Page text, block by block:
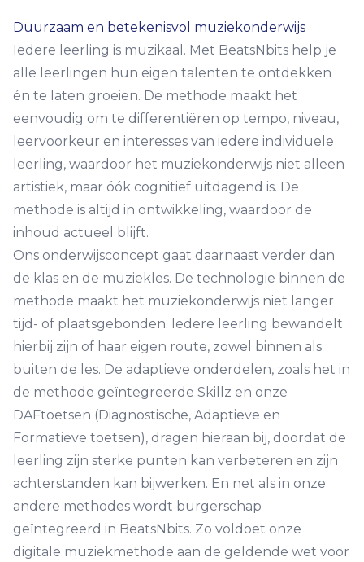
Contact
Duurzaam en betekenisvol muziekonderwijs
Iedere leerling is muzikaal. Met BeatsNbits help je
alle leerlingen hun eigen talenten te ontdekken
én te laten groeien. De methode maakt het
eenvoudig om te differentiëren op tempo, niveau,
leervoorkeur en interesses van iedere individuele
leerling, waardoor het muziekonderwijs niet alleen
artistiek, maar óók cognitief uitdagend is. De
methode is altijd in ontwikkeling, waardoor de
inhoud actueel blijft.
Ons onderwijsconcept gaat daarnaast verder dan
de klas en de muziekles. De technologie binnen de
methode maakt het muziekonderwijs niet langer
tijd- of plaatsgebonden. Iedere leerling bewandelt
hierbij zijn of haar eigen route, zowel binnen als
buiten de les. De adaptieve onderdelen, zoals het in
de methode geïntegreerde Skillz en onze
DAFtoetsen (Diagnostische, Adaptieve en
Formatieve toetsen), dragen hieraan bij, doordat de
leerling zijn sterke punten kan verbeteren en zijn
achterstanden kan bijwerken. En net als in onze
andere methodes wordt burgerschap
geïntegreerd in BeatsNbits. Zo voldoet onze
digitale muziekmethode aan de geldende wet voor